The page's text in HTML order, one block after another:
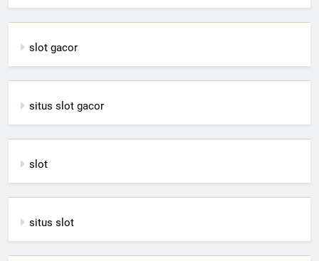
slot gacor
situs slot gacor
slot
situs slot